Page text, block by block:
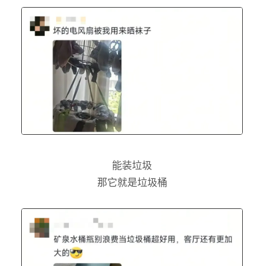
能装垃圾
那它就是垃圾桶